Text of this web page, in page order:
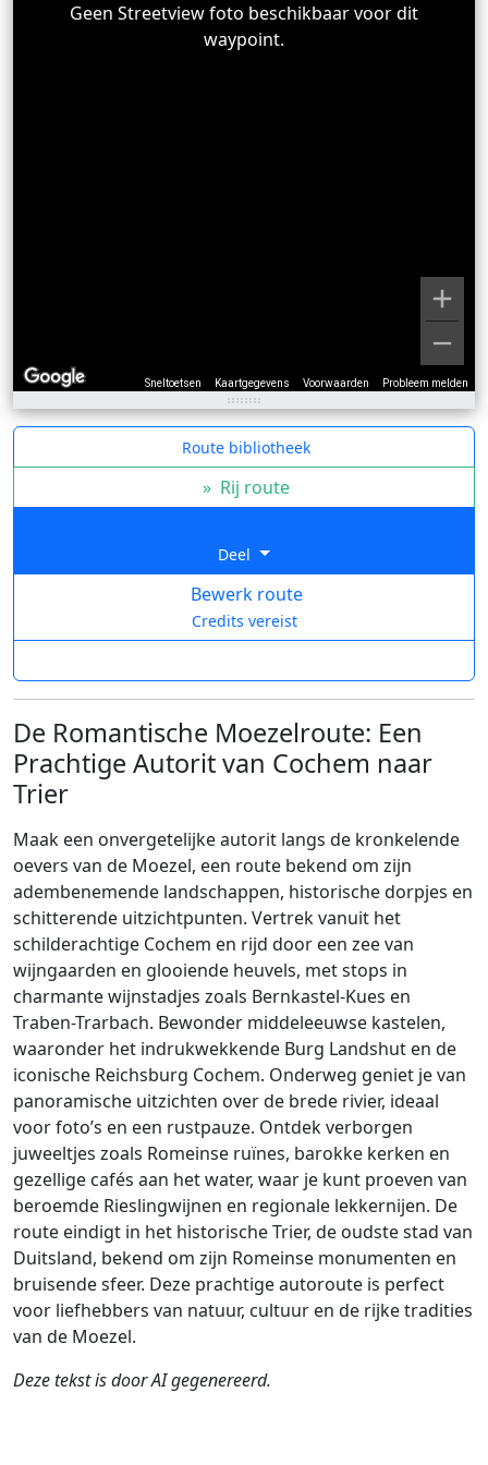
Sneltoetsen Kaartgegevens Voorwaarden Probleem melden
Geen Streetview foto beschikbaar voor dit
waypoint.
Route bibliotheek
» Rij route
Deel
Bewerk route
Credits vereist
De Romantische Moezelroute: Een
Prachtige Autorit van Cochem naar
Trier
Maak een onvergetelijke autorit langs de kronkelende
oevers van de Moezel, een route bekend om zijn
adembenemende landschappen, historische dorpjes en
schitterende uitzichtpunten. Vertrek vanuit het
schilderachtige Cochem en rijd door een zee van
wijngaarden en glooiende heuvels, met stops in
charmante wijnstadjes zoals Bernkastel-Kues en
Traben-Trarbach. Bewonder middeleeuwse kastelen,
waaronder het indrukwekkende Burg Landshut en de
iconische Reichsburg Cochem. Onderweg geniet je van
panoramische uitzichten over de brede rivier, ideaal
voor foto’s en een rustpauze. Ontdek verborgen
juweeltjes zoals Romeinse ruïnes, barokke kerken en
gezellige cafés aan het water, waar je kunt proeven van
beroemde Rieslingwijnen en regionale lekkernijen. De
route eindigt in het historische Trier, de oudste stad van
Duitsland, bekend om zijn Romeinse monumenten en
bruisende sfeer. Deze prachtige autoroute is perfect
voor liefhebbers van natuur, cultuur en de rijke tradities
van de Moezel.
Deze tekst is door AI gegenereerd.